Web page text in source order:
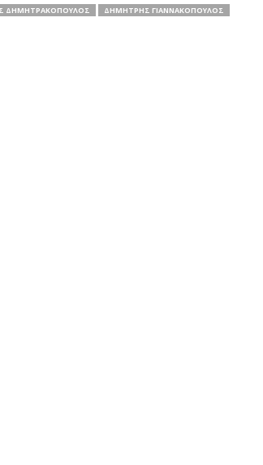
ΔΗΜΗΤΡΑΚΌΠΟΥΛΟΣ
ΔΗΜΉΤΡΗΣ ΓΙΑΝΝΑΚΌΠΟΥΛΟΣ